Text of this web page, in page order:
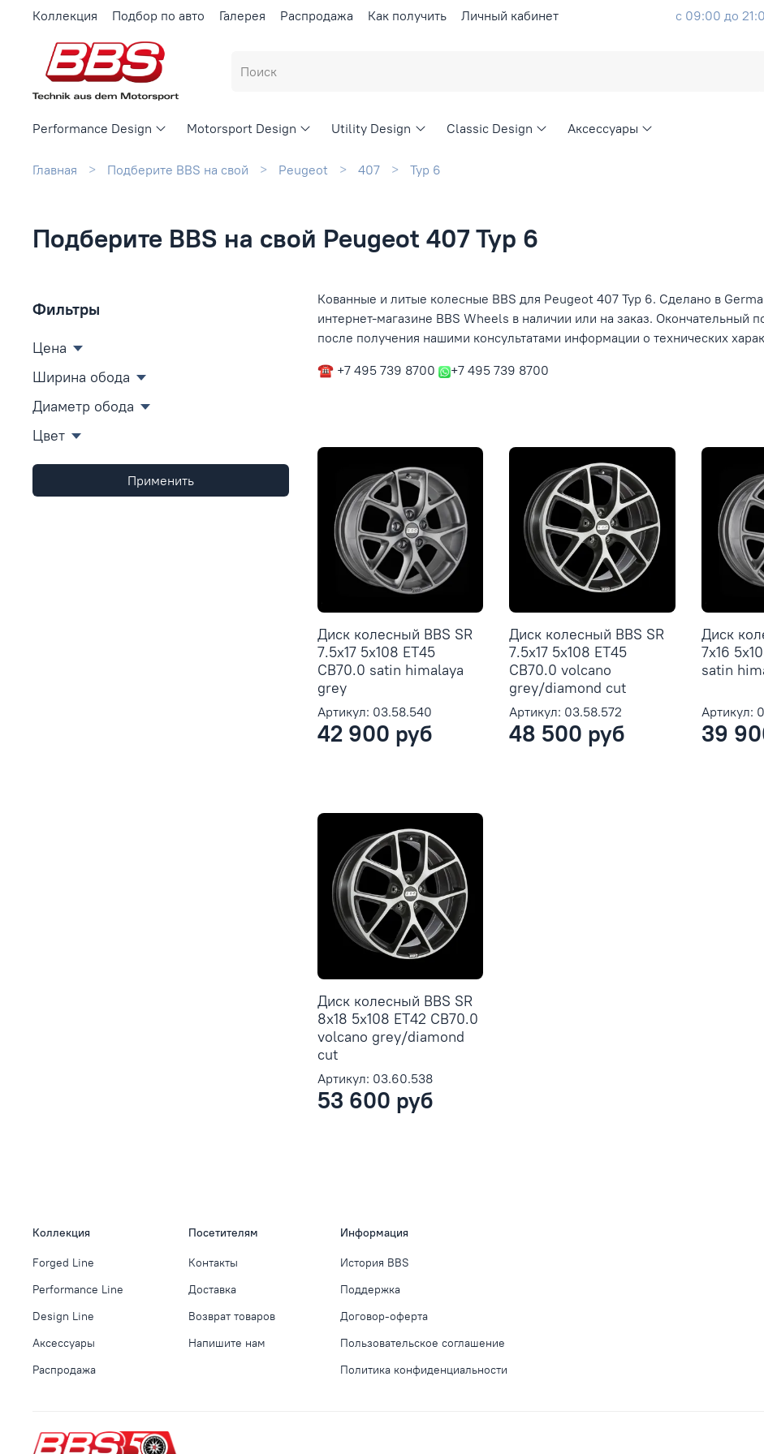
Коллекция Подбор по авто Галерея Распродажа Как получить Личный кабинет с 09:00 до
Performance Design Motorsport Design Utility Design Classic Design Аксессуары
Главная Подберите BBS на свой Peugeot 407 Typ 6
Подберите BBS на свой Peugeot 407 Typ 6
Кованные и литые колесные BBS для Peugeot 407 Typ 6. Сделано в
интернет-магазине BBS Wheels в наличии или на заказ. Окончательный
после получения нашими консультатами информации о технических
☎ +7 495 739 8700
+7 495 739 8700
Диск колесный BBS SR
7.5x17 5x108 ET45
CB70.0 satin himalaya
grey
Артикул: 03.58.540
42 900 руб
Диск колесный BBS SR
7.5x17 5x108 ET45
CB70.0 volcano
grey/diamond cut
Артикул: 03.58.572
48 500 руб
Диск
7x16
satin
Артикул:
39
Диск колесный BBS SR
8x18 5x108 ET42 CB70.0
volcano grey/diamond
cut
Артикул: 03.60.538
53 600 руб
Фильтры
Цена
Ширина обода
Диаметр обода
Цвет
Применить
Коллекция
Forged Line
Performance Line
Design Line
Аксессуары
Распродажа
Посетителям
Контакты
Доставка
Возврат товаров
Напишите нам
Информация
История BBS
Поддержка
Договор-оферта
Пользовательское соглашение
Политика конфиденциальности